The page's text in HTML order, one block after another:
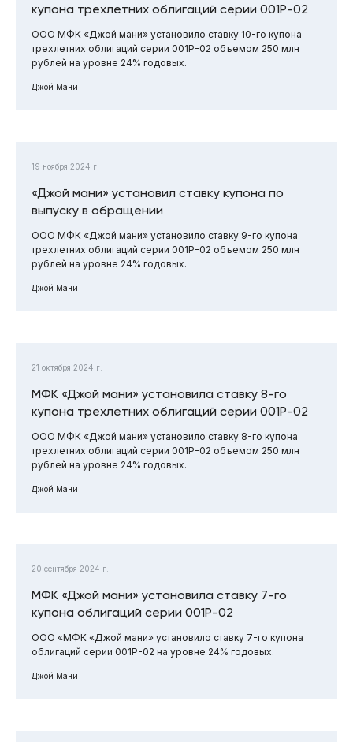
купона трехлетних облигаций серии 001Р-02
ООО МФК «Джой мани» установило ставку 10-го купона
трехлетних облигаций серии 001Р-02 объемом 250 млн
рублей на уровне 24% годовых.
Джой Мани
19 ноября 2024 г.
«Джой мани» установил ставку купона по
выпуску в обращении
ООО МФК «Джой мани» установило ставку 9-го купона
трехлетних облигаций серии 001Р-02 объемом 250 млн
рублей на уровне 24% годовых.
Джой Мани
21 октября 2024 г.
МФК «Джой мани» установила ставку 8-го
купона трехлетних облигаций серии 001Р-02
ООО МФК «Джой мани» установило ставку 8-го купона
трехлетних облигаций серии 001Р-02 объемом 250 млн
рублей на уровне 24% годовых.
Джой Мани
20 сентября 2024 г.
МФК «Джой мани» установила ставку 7-го
купона облигаций серии 001Р-02
ООО «МФК «Джой мани» установило ставку 7-го купона
облигаций серии 001Р-02 на уровне 24% годовых.
Джой Мани